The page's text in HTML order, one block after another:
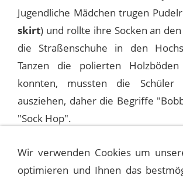
Jugendliche Mädchen trugen
skirt) und rollte ihre Socken an
die Straßenschuhe in den
Tanzen die polierten Holzböden
konnten, mussten die Schüler
ausziehen, daher die Begriffe
"Sock Hop".
Wir verwenden Cookies um
optimieren und Ihnen das